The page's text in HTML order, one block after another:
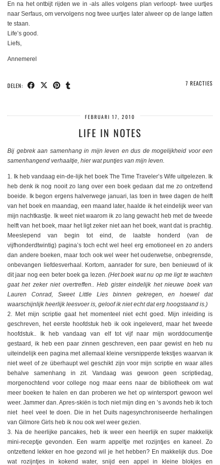
En na het ontbijt rijden we in -als alles volgens plan verloopt- twee uurtjes
naar Serfaus, om vervolgens nog twee uurtjes later alweer op de lange latten
te staan.
Life’s good.
Liefs,
Annemerel
DELEN: 7 REACTIES
FEBRUARI 17, 2010
LIFE IN NOTES
Bij gebrek aan samenhang in mijn leven en dus de mogelijkheid voor een
samenhangend verhaaltje, hier wat puntjes van mijn leven.
1. Ik heb vandaag ein-de-lijk het boek The Time Traveler’s Wife uitgelezen. Ik
heb denk ik nog nooit zo lang over een boek gedaan dat me zo ontzettend
boeide. Ik begon ergens halverwege januari, las toen in twee dagen de helft
van het boek en maandag, een maand later, haalde ik het eindelijk weer van
mijn nachtkastje. Ik weet niet waarom ik zo lang gewacht heb met de tweede
helft van het boek, maar het ligt zeker niet aan het boek, want dat is prachtig.
Meeslepend van begin tot eind, de laatste honderd (van de
vijfhonderdtwintig) pagina’s toch echt wel heel erg emotioneel en zo anders
dan andere boeken, maar toch ook wel weer het ouderwetse, onbegrensde,
onbevangen liefdesverhaal. Kortom, aanrader for sure, ben benieuwd of ik
dit jaar nog een beter boek ga lezen. (Het boek wat nu op me ligt te wachten
gaat het zeker niet overtreffen.. Heb gister eindelijk het nieuwe boek van
Lauren Conrad, Sweet Little Lies binnen gekregen, en hoewel dat
waarschijnlijk heerlijk leesvoer is, geloof ik niet echt dat erg hoogstaand is.)
2. Met mijn scriptie gaat het momenteel niet echt goed. Mijn inleiding is
geschreven, het eerste hoofdstuk heb ik ook ingeleverd, maar het tweede
hoofdstuk.. Ik heb vandaag van elf tot vijf naar mijn worddocumentje
gestaard, ik heb een paar zinnen geschreven, een paar gewist en heb nu
uiteindelijk een pagina met allemaal kleine versnipperde tekstjes waarvan ik
niet weet of ze überhaupt wel geschikt zijn voor mijn scriptie en waar alles
behalve samenhang in zit. Vandaag was gewoon geen scriptiedag,
morgenochtend voor college nog maar eens naar de bibliotheek om wat
meer boeken te halen en dan proberen we het op wintersport gewoon wel
weer. Jammer dan. Apres-skiën is toch niet mijn ding en ’s avonds heb ik toch
niet heel veel te doen. Die in het Duits nagesynchroniseerde herhalingen
van Gilmore Girls heb ik nou ook wel weer gezien.
3. Na de heerlijke pancakes, heb ik weer een heerlijk en super makkelijk
mini-receptje gevonden. Een warm appeltje met rozijntjes en kaneel. Zo
ontzettend lekker en hoe gezond wil je het hebben? En makkelijk dus. Doe
wat rozijntjes in kokend water, snijd een appel in kleine blokjes en